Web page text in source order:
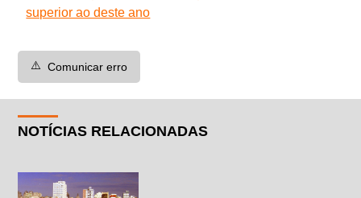
superior ao deste ano
⚠️ Comunicar erro
NOTÍCIAS RELACIONADAS